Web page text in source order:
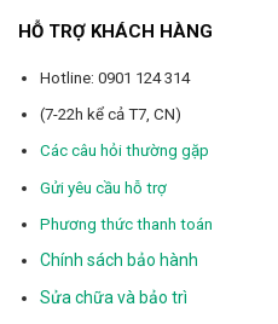
HỖ TRỢ KHÁCH HÀNG
Hotline: 0901 124 314
(7-22h kể cả T7, CN)
Các câu hỏi thường gặp
Gửi yêu cầu hỗ trợ
Phương thức thanh toán
Chính sách bảo hành
Sửa chữa và bảo trì